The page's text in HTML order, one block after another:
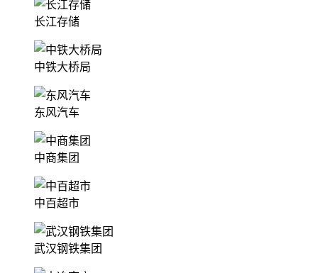
长江存储
中铁大桥局
东风汽车
中商集团
中百超市
武汉钢铁集团